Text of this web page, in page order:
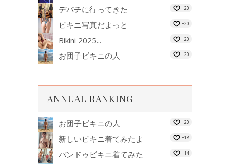
デパチに行ってきた +20
ビキニ写真だよっと +20
Bikini 2025... +20
お団子ビキニの人 +20
ANNUAL RANKING
お団子ビキニの人 +20
新しいビキニ着てみたよ +18
バンドゥビキニ着てみた +14